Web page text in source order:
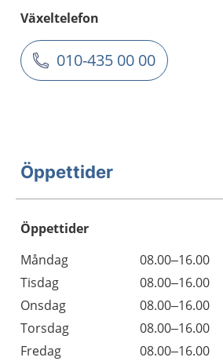
Växeltelefon
010-435 00 00
Öppettider
Öppettider
Dag
Öppettider
Kommentarer
Måndag
08.00–16.00
Tisdag
08.00–16.00
Onsdag
08.00–16.00
Torsdag
08.00–16.00
Fredag
08.00–16.00